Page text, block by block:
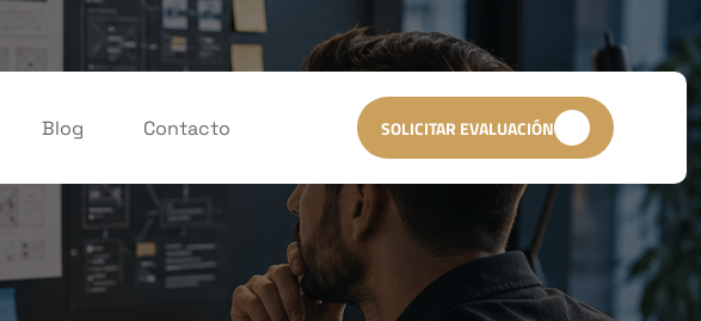
Blog Contacto SOLICITAR EVALUACIÓN